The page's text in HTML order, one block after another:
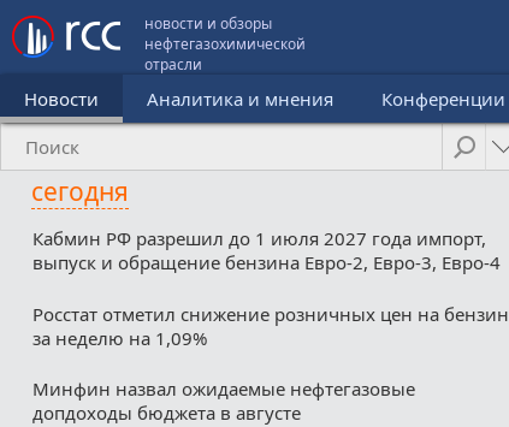
новости и обзоры
нефтегазохимической
отрасли
Новости Аналитика и мнения Конференции
сегодня
Кабмин РФ разрешил до 1 июля 2027 года импорт,
выпуск и обращение бензина Евро-2, Евро-3, Евро-4
Росстат отметил снижение розничных цен на бензин
за неделю на 1,09%
Минфин назвал ожидаемые нефтегазовые
допдоходы бюджета в августе